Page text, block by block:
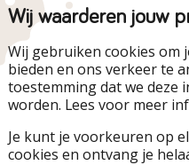
Wij waarderen jouw
Wij gebruiken cookies om
bieden en ons verkeer te
toestemming dat we deze
worden. Lees voor meer
Je kunt je voorkeuren op
cookies en ontvang je